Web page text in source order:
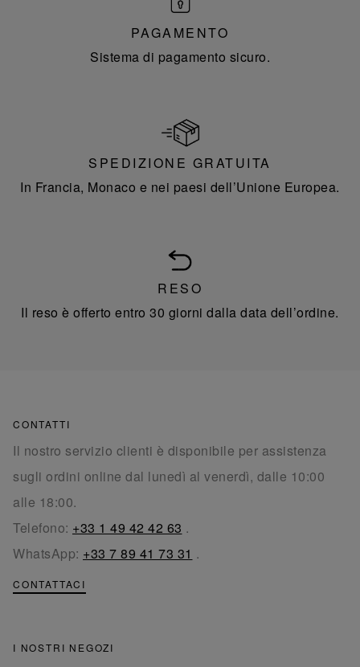
PAGAMENTO
Sistema di pagamento sicuro.
SPEDIZIONE GRATUITA
In Francia, Monaco e nei paesi dell’Unione Europea.
RESO
Il reso è offerto entro 30 giorni dalla data dell’ordine.
CONTATTI
Il nostro servizio clienti è disponibile per assistenza
sugli ordini online dal lunedì al venerdì, dalle 10:00
alle 18:00.
Telefono: +33 1 49 42 42 63 .
WhatsApp: +33 7 89 41 73 31 .
CONTATTACI
I NOSTRI NEGOZI